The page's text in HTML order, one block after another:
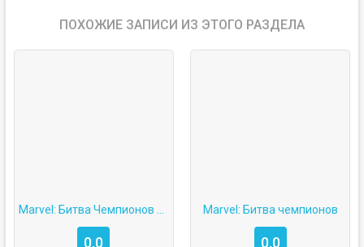
ПОХОЖИЕ ЗАПИСИ ИЗ ЭТОГО РАЗДЕЛА
0,0
Marvel: Битва чемпионов
0,0